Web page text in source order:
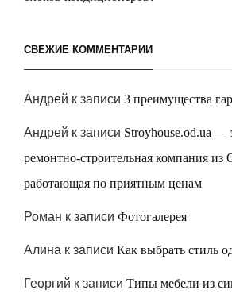
СВЕЖИЕ КОММЕНТАРИИ
Андрей к записи 3 преимущества
Андрей к записи Stroyhouse.od.ua —
ремонтно-строительная компания из
работающая по приятным ценам
Роман к записи Фотогалерея
Алина к записи Как выбрать стиль
Георгий к записи Типы мебели из